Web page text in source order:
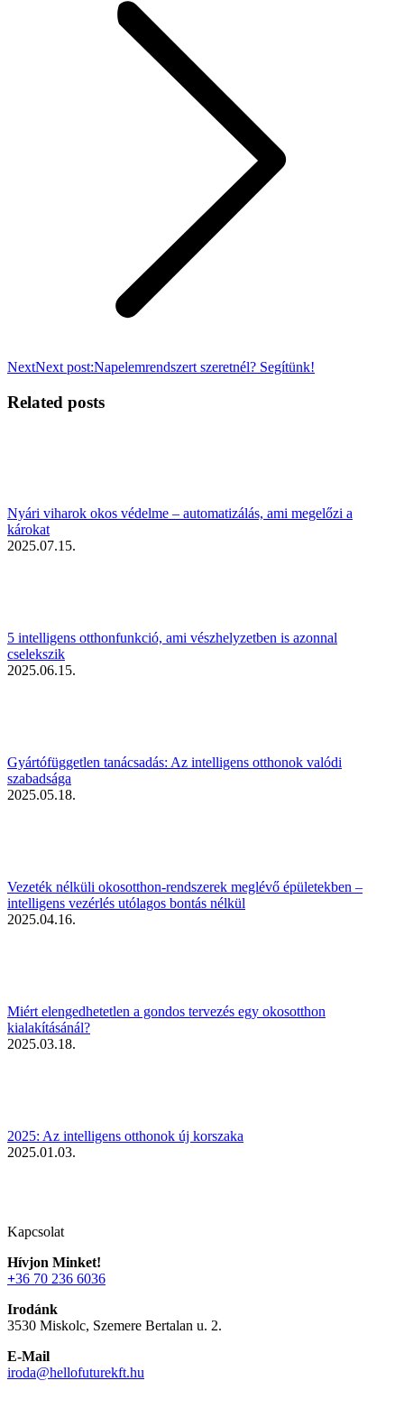
NextNext post:Napelemrendszert szeretnél? Segítünk!
Related posts
Nyári viharok okos védelme – automatizálás, ami megelőzi a
károkat
2025.07.15.
5 intelligens otthonfunkció, ami vészhelyzetben is azonnal
cselekszik
2025.06.15.
Gyártófüggetlen tanácsadás: Az intelligens otthonok valódi
szabadsága
2025.05.18.
Vezeték nélküli okosotthon-rendszerek meglévő épületekben –
intelligens vezérlés utólagos bontás nélkül
2025.04.16.
Miért elengedhetetlen a gondos tervezés egy okosotthon
kialakításánál?
2025.03.18.
2025: Az intelligens otthonok új korszaka
2025.01.03.
Kapcsolat
Hívjon Minket!
+36 70 236 6036
Irodánk
3530 Miskolc, Szemere Bertalan u. 2.
E-Mail
iroda@hellofuturekft.hu